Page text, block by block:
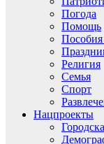
Погода
Помощь
Религия
Семья
Спорт
Нацпроекты